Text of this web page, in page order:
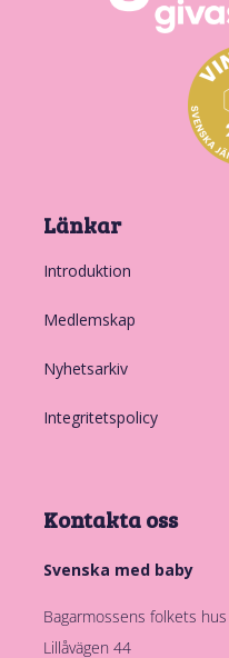
Länkar
Introduktion
Medlemskap
Nyhetsarkiv
Integritetspolicy
Kontakta oss
Svenska med baby
Bagarmossens folkets hus
Lillåvägen 44